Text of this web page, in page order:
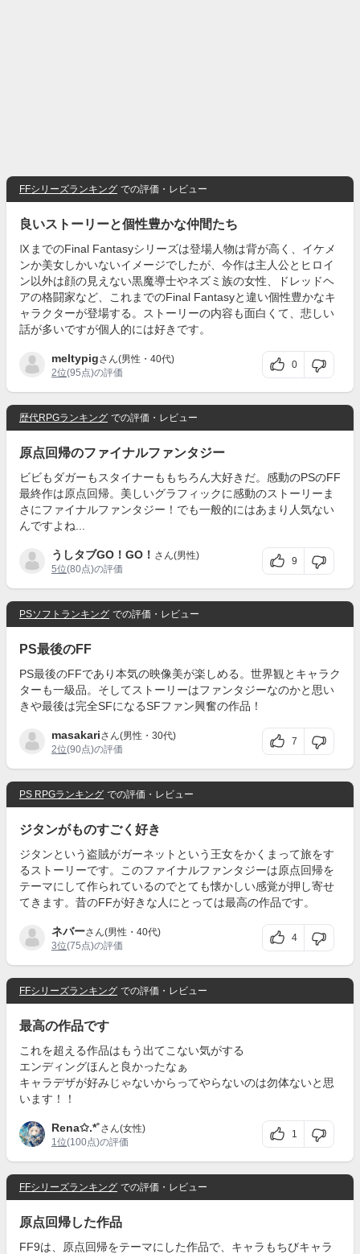
FFシリーズランキング での評価・レビュー
良いストーリーと個性豊かな仲間たち
ⅨまでのFinal Fantasyシリーズは登場人物は背が高く、イケメ
ンか美女しかいないイメージでしたが、今作は主人公とヒロイ
ン以外は顔の見えない黒魔導士やネズミ族の女性、ドレッドヘ
アの格闘家など、これまでのFinal Fantasyと違い個性豊かなキ
ャラクターが登場する。ストーリーの内容も面白くて、悲しい
話が多いですが個人的には好きです。
meltypigさん(男性・40代)
2位(95点)の評価
0
歴代RPGランキング での評価・レビュー
原点回帰のファイナルファンタジー
ビビもダガーもスタイナーももちろん大好きだ。感動のPSのFF
最終作は原点回帰。美しいグラフィックに感動のストーリーま
さにファイナルファンタジー！でも一般的にはあまり人気ない
んですよね...
うしタブGO！GO！ さん(男性)
5位(80点)の評価
9
PSソフトランキング での評価・レビュー
PS最後のFF
PS最後のFFであり本気の映像美が楽しめる。世界観とキャラク
ターも一級品。そしてストーリーはファンタジーなのかと思い
きや最後は完全SFになるSFファン興奮の作品！
masakariさん(男性・30代)
2位(90点)の評価
7
PS RPGランキング での評価・レビュー
ジタンがものすごく好き
ジタンという盗賊がガーネットという王女をかくまって旅をす
るストーリーです。このファイナルファンタジーは原点回帰を
テーマにして作られているのでとても懐かしい感覚が押し寄せ
てきます。昔のFFが好きな人にとっては最高の作品です。
ネバーさん(男性・40代)
3位(75点)の評価
4
FFシリーズランキング での評価・レビュー
最高の作品です
これを超える作品はもう出てこない気がする
エンディングほんと良かったなぁ
キャラデザが好みじゃないからってやらないのは勿体ないと思
います！！
Rena✩.*˚さん(女性)
1位(100点)の評価
1
FFシリーズランキング での評価・レビュー
原点回帰した作品
FF9は、原点回帰をテーマにした作品で、キャラもちびキャラ